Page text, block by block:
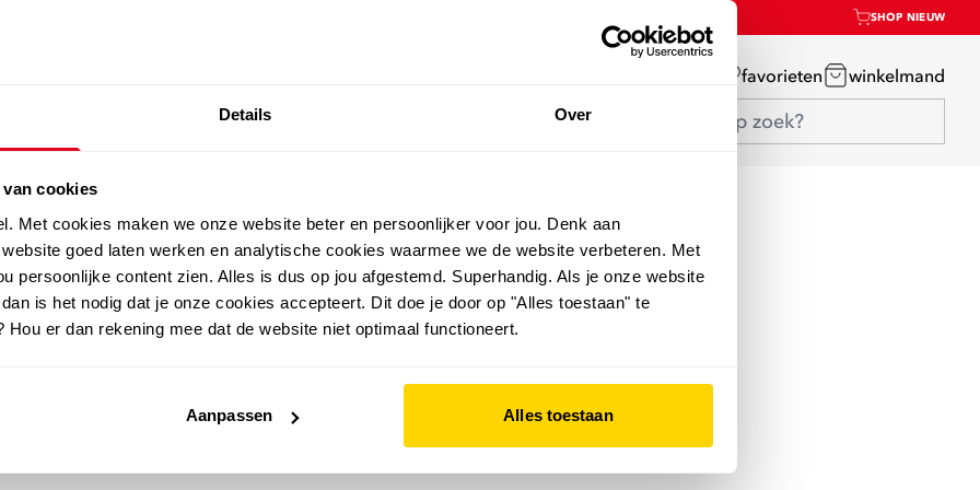
Details Over
cookies
Met cookies maken we onze website beter en persoonlijker voor jou. Denk aan
goed laten werken en analytische cookies waarmee we de website verbeteren. Met
persoonlijke content zien. Alles is dus op jou afgestemd. Superhandig. Als je onze website
is het nodig dat je onze cookies accepteert. Dit doe je door op "Alles toestaan" te
er dan rekening mee dat de website niet optimaal functioneert.
Aanpassen Alles toestaan
SHOP NIEUW
favorieten winkelmand
merken